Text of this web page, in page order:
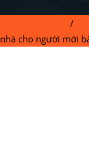
/
nhà cho người mới